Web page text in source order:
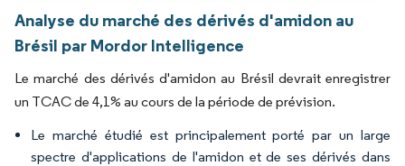
Analyse du marché des dérivés d'amidon au
Brésil par Mordor Intelligence
Le marché des dérivés d'amidon au Brésil devrait enregistrer
un TCAC de 4,1% au cours de la période de prévision.
Le marché étudié est principalement porté par un large
spectre d'applications de l'amidon et de ses dérivés dans